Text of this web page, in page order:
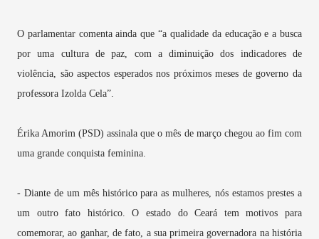
O parlamentar comenta ainda que “a qualidade da educação e a busca
por uma cultura de paz, com a diminuição dos indicadores de
violência, são aspectos esperados nos próximos meses de governo da
professora Izolda Cela”.
Érika Amorim (PSD) assinala que o mês de março chegou ao fim com
uma grande conquista feminina.
- Diante de um mês histórico para as mulheres, nós estamos prestes a
um outro fato histórico. O estado do Ceará tem motivos para
comemorar, ao ganhar, de fato, a sua primeira governadora na história